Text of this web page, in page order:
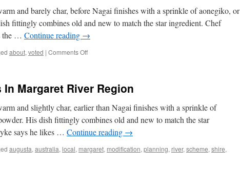
and barely char, before Nagai finishes with a sprinkle of aonegiko, or
fittingly combines old and new to match the star ingredient. Chef
the … Continue reading →
about, voted | Comments Offon
In Margaret River Region
and slightly char, earlier than Nagai finishes with a sprinkle of
His dish fittingly combines old and new to match the star
says he likes … Continue reading →
augusta, australia, local, margaret, modification, planning, river, scheme, shire,